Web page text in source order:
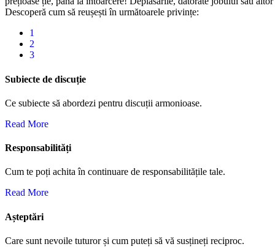
Descoperă cum să reușești în următoarele privințe:
1
2
3
Subiecte de discuție
Ce subiecte să abordezi pentru discuții armonioase.
Read More
Responsabilități
Cum te poți achita în continuare de responsabilitățile tale.
Read More
Așteptări
Care sunt nevoile tuturor și cum puteți să vă susțineți reciproc.